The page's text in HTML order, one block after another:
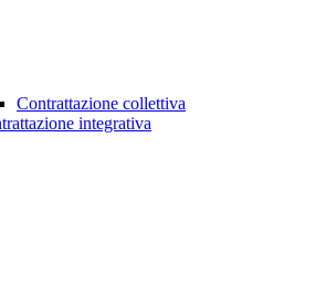
Contrattazione collettiva
integrativa